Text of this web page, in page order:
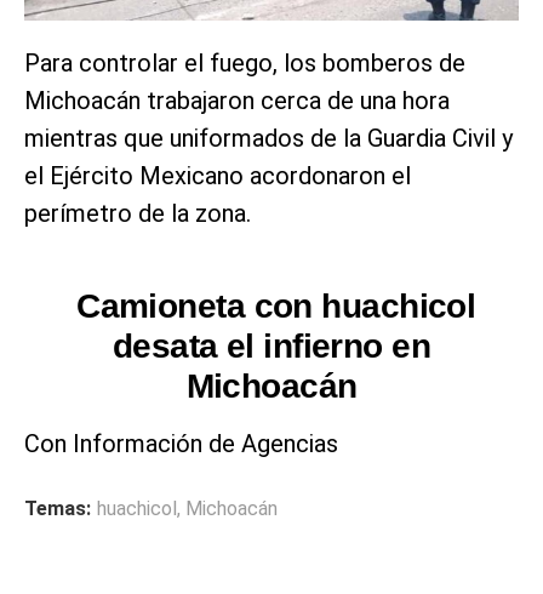
Para controlar el fuego, los bomberos de
Michoacán trabajaron cerca de una hora
mientras que uniformados de la Guardia Civil y
el Ejército Mexicano acordonaron el
perímetro de la zona.
Camioneta con huachicol
desata el infierno en
Michoacán
Con Información de Agencias
Temas: huachicol, Michoacán